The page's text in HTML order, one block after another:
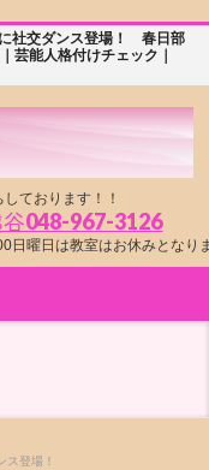
社交ダンス登場！ 春日部
芸能人格付けチェック｜
ております！！
048-967-3126
曜日は教室はお休みとなり
ス登場！